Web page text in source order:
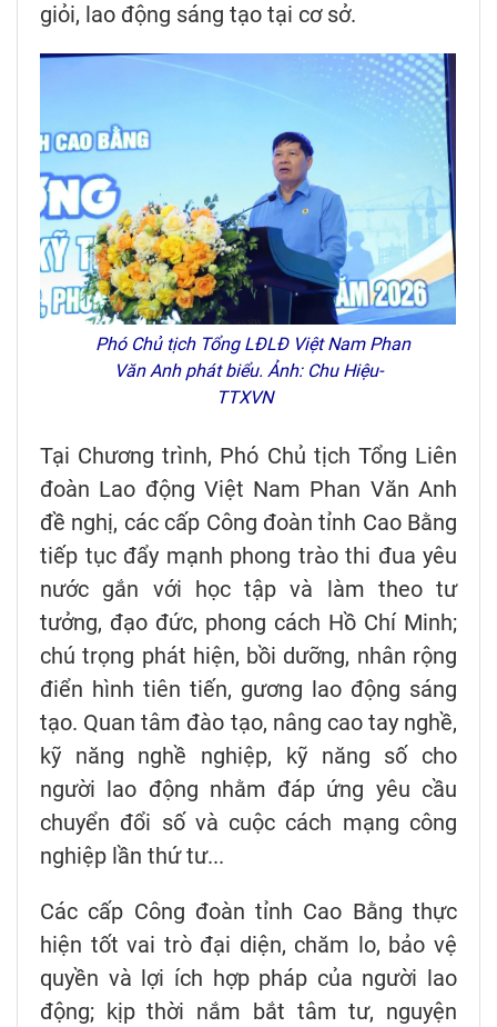
giỏi, lao động sáng tạo tại cơ sở.
Phó Chủ tịch Tổng LĐLĐ Việt Nam Phan
Văn Anh phát biểu. Ảnh: Chu Hiệu-
TTXVN
Tại Chương trình, Phó Chủ tịch Tổng Liên
đoàn Lao động Việt Nam Phan Văn Anh
đề nghị, các cấp Công đoàn tỉnh Cao Bằng
tiếp tục đẩy mạnh phong trào thi đua yêu
nước gắn với học tập và làm theo tư
tưởng, đạo đức, phong cách Hồ Chí Minh;
chú trọng phát hiện, bồi dưỡng, nhân rộng
điển hình tiên tiến, gương lao động sáng
tạo. Quan tâm đào tạo, nâng cao tay nghề,
kỹ năng nghề nghiệp, kỹ năng số cho
người lao động nhằm đáp ứng yêu cầu
chuyển đổi số và cuộc cách mạng công
nghiệp lần thứ tư...
Các cấp Công đoàn tỉnh Cao Bằng thực
hiện tốt vai trò đại diện, chăm lo, bảo vệ
quyền và lợi ích hợp pháp của người lao
động; kịp thời nắm bắt tâm tư, nguyện